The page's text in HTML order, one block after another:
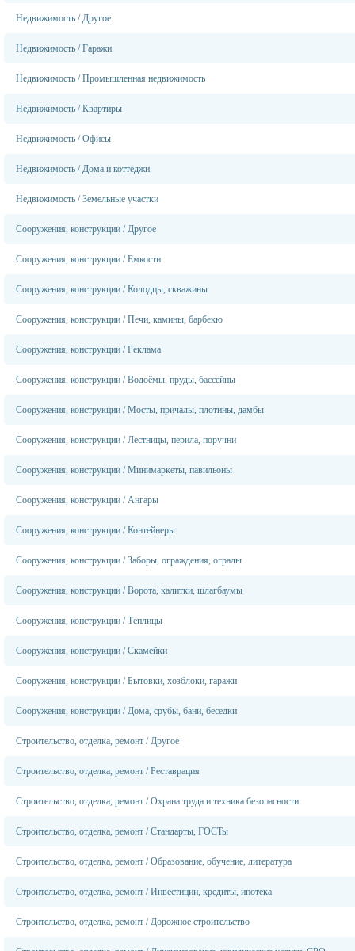
Недвижимость /Другое
Недвижимость /Гаражи
Недвижимость /Промышленная недвижимость
Недвижимость /Квартиры
Недвижимость /Офисы
Недвижимость /Дома и коттеджи
Недвижимость /Земельные участки
Сооружения, конструкции /Другое
Сооружения, конструкции /Емкости
Сооружения, конструкции /Колодцы, скважины
Сооружения, конструкции /Печи, камины, барбекю
Сооружения, конструкции /Реклама
Сооружения, конструкции /Водоёмы, пруды, бассейны
Сооружения, конструкции /Мосты, причалы, плотины, дамбы
Сооружения, конструкции /Лестницы, перила, поручни
Сооружения, конструкции /Минимаркеты, павильоны
Сооружения, конструкции /Ангары
Сооружения, конструкции /Контейнеры
Сооружения, конструкции /Заборы, ограждения, ограды
Сооружения, конструкции /Ворота, калитки, шлагбаумы
Сооружения, конструкции /Теплицы
Сооружения, конструкции /Скамейки
Сооружения, конструкции /Бытовки, хозблоки, гаражи
Сооружения, конструкции /Дома, срубы, бани, беседки
Строительство, отделка, ремонт /Другое
Строительство, отделка, ремонт /Реставрация
Строительство, отделка, ремонт /Охрана труда и техника безопасности
Строительство, отделка, ремонт /Стандарты, ГОСТы
Строительство, отделка, ремонт /Образование, обучение, литература
Строительство, отделка, ремонт /Инвестиции, кредиты, ипотека
Строительство, отделка, ремонт /Дорожное строительство